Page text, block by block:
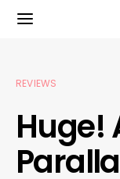
REVIEWS
Huge!